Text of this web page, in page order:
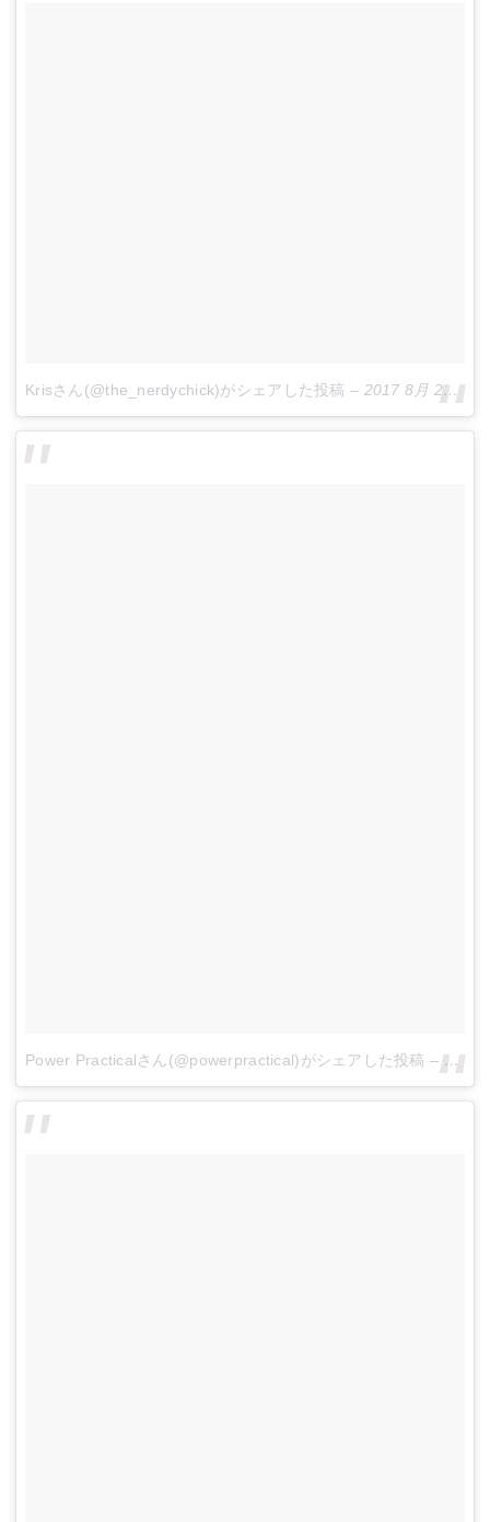
Krisさん(@the_nerdychick)がシェアした投稿 – 2017 8月 25 5:00午後 PDT
Power Practicalさん(@powerpractical)がシェアした投稿 –2017